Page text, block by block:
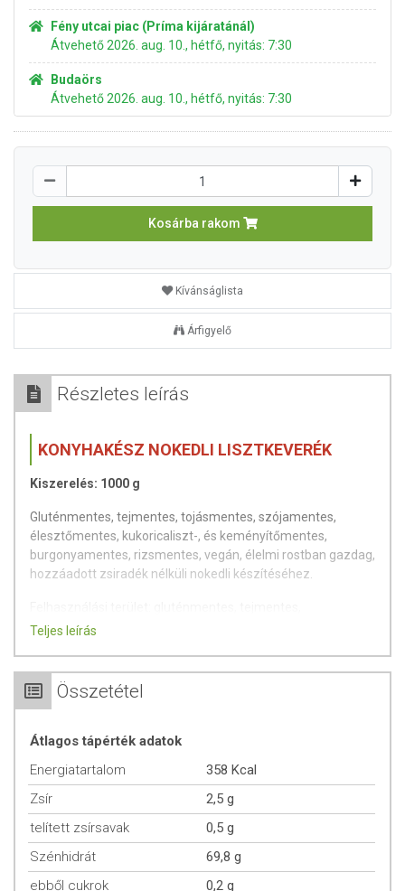
Fény utcai piac (Príma kijáratánál)
Átvehető 2026. aug. 10., hétfő, nyitás: 7:30
Budaörs
Átvehető 2026. aug. 10., hétfő, nyitás: 7:30
Kosárba rakom
Kívánságlista
Árfigyelő
Részletes leírás
KONYHAKÉSZ NOKEDLI LISZTKEVERÉK
Kiszerelés: 1000 g
Gluténmentes, tejmentes, tojásmentes, szójamentes,
élesztőmentes, kukoricaliszt-, és keményítőmentes,
burgonyamentes, rizsmentes, vegán, élelmi rostban gazdag,
hozzáadott zsiradék nélküli nokedli készítéséhez.
tojásmentes, szójamentes, élesztőmentes, kukoricaliszt-, és
készítéséhez.
quinoa liszt), tápióka keményítő, útifű maghéj liszt
RECEPTEK
Elkészítési javaslat:
HOZZÁVALÓK 1 ADAGHOZ
Teljes leírás
Összetétel
Átlagos tápérték adatok
Energiatartalom
358 Kcal
Zsír
2,5 g
telített zsírsavak
0,5 g
Szénhidrát
69,8 g
ebből cukrok
0,2 g